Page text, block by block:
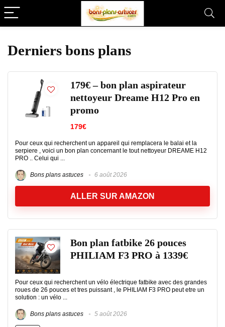
Derniers bons plans
179€ – bon plan aspirateur
nettoyeur Dreame H12 Pro en
promo
179€
Pour ceux qui recherchent un appareil qui remplacera le balai et la
serpiere , voici un bon plan concernant le tout nettoyeur DREAME H12
PRO .. Celui qui ...
Bons plans astuces 6 août 2026
ALLER SUR AMAZON
Bon plan fatbike 26 pouces
PHILIAM F3 PRO à 1339€
Pour ceux qui recherchent un vélo électrique fatbike avec des grandes
roues de 26 pouces et tres puissant , le PHILIAM F3 PRO peut etre un
solution : un vélo ...
Bons plans astuces 5 août 2026